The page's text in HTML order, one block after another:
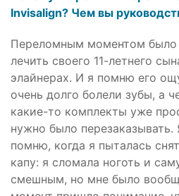
Invisalign? Чем вы
Переломным моментом было
лечить своего 11-летнего
элайнерах. И я помню его
очень долго болели зубы, а
какие-то комплекты уже
нужно было
помню, когда я пыталась
капу: я сломала ноготь и
смешным, но мне было